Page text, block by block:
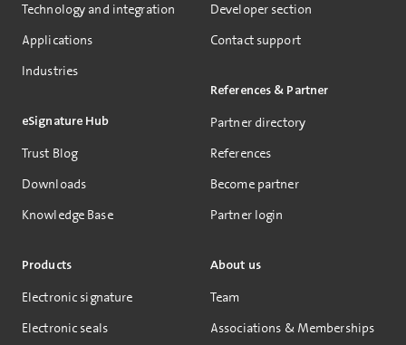
Technology and integration
Applications
Industries
eSignature Hub
Trust Blog
Downloads
Knowledge Base
Products
Electronic signature
Electronic seals
Developer section
Contact support
References & Partner
Partner directory
References
Become partner
Partner login
About us
Team
Associations & Memberships